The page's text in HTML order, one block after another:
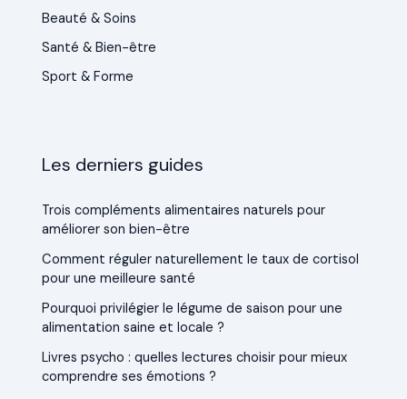
Beauté & Soins
Santé & Bien-être
Sport & Forme
Les derniers guides
Trois compléments alimentaires naturels pour
améliorer son bien-être
Comment réguler naturellement le taux de cortisol
pour une meilleure santé
Pourquoi privilégier le légume de saison pour une
alimentation saine et locale ?
Livres psycho : quelles lectures choisir pour mieux
comprendre ses émotions ?